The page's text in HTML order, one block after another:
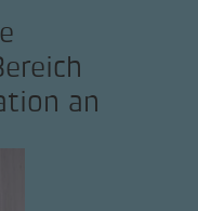
an